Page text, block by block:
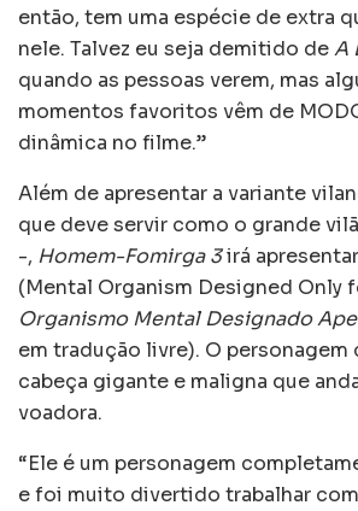
então, tem uma espécie de extra
nele. Talvez eu seja demitido deA
quando as pessoas verem, mas
momentos favoritos vêm de
dinâmica no filme.”
Além de apresentar a variante
que deve servir como o grande
-, Homem-Fomirga 3irá
(Mental Organism Designed Only
Organismo Mental Designado
em tradução livre). O personagem
cabeça gigante e maligna que
voadora.
“Ele é um personagem
e foi muito divertido trabalhar